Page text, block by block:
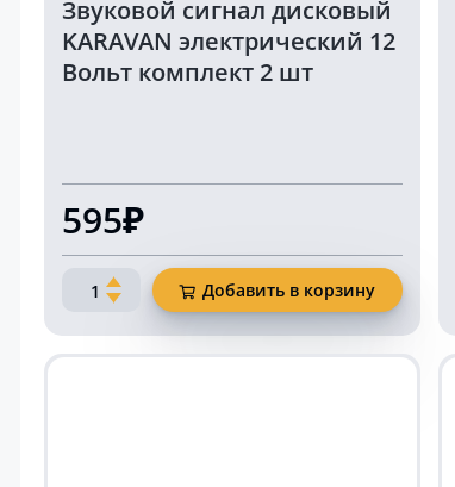
Звуковой сигнал дисковый
KARAVAN электрический 12
Вольт комплект 2 шт
595₽
Количество
Звуковой
сигнал
Добавить в корзину